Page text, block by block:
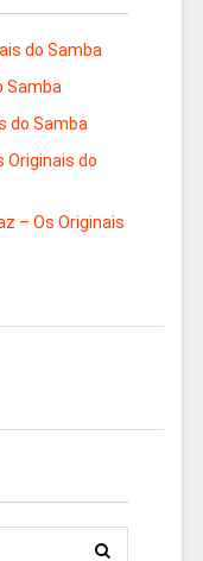
do Samba
Samba
do Samba
Originais do
– Os Originais